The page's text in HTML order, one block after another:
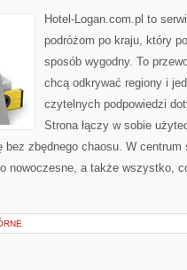
Hotel-Logan.com.pl to
podróżom po kraju, który
sposób wygodny. To
chcą odkrywać regiony i
czytelnych podpowiedzi
Strona łączy w sobie
bez zbędnego chaosu. W
nowoczesne, a także wszystko,